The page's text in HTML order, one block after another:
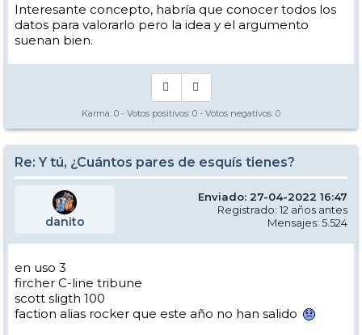
Interesante concepto, habría que conocer todos los
datos para valorarlo pero la idea y el argumento
suenan bien.
Karma: 0 - Votos positivos: 0 - Votos negativos: 0
Re: Y tú, ¿Cuántos pares de esquís tienes?
danito
Enviado: 27-04-2022 16:47
Registrado: 12 años antes
Mensajes: 5.524
en uso 3
fircher C-line tribune
scott sligth 100
faction alias rocker que este año no han salido